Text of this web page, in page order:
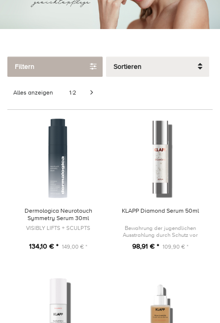
Filtern Sortieren
Alles anzeigen 1/2
Dermologica Neurotouch
Symmetry Serum 30ml
VISIBLY LIFTS + SCULPTS
134,10 € * 149,00 € *
KLAPP Diamond Serum 50ml
Bewahrung der jugendlichen
Ausstrahlung durch Schutz vor
98,91 € * 109,90 € *